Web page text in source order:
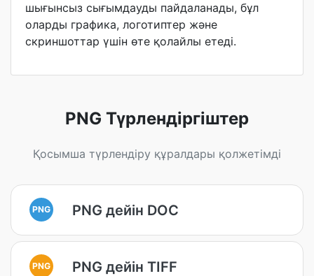
шығынсыз сығымдауды пайдаланады, бұл
оларды графика, логотиптер және
скриншоттар үшін өте қолайлы етеді.
PNG Түрлендіргіштер
Қосымша түрлендіру құралдары қолжетімді
PNG PNG дейін DOC
PNG PNG дейін TIFF